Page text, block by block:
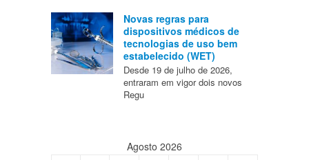
Novas regras para
dispositivos médicos de
tecnologias de uso bem
estabelecido (WET)
Desde 19 de julho de 2026,
entraram em vigor dois novos
Regu
Agosto 2026